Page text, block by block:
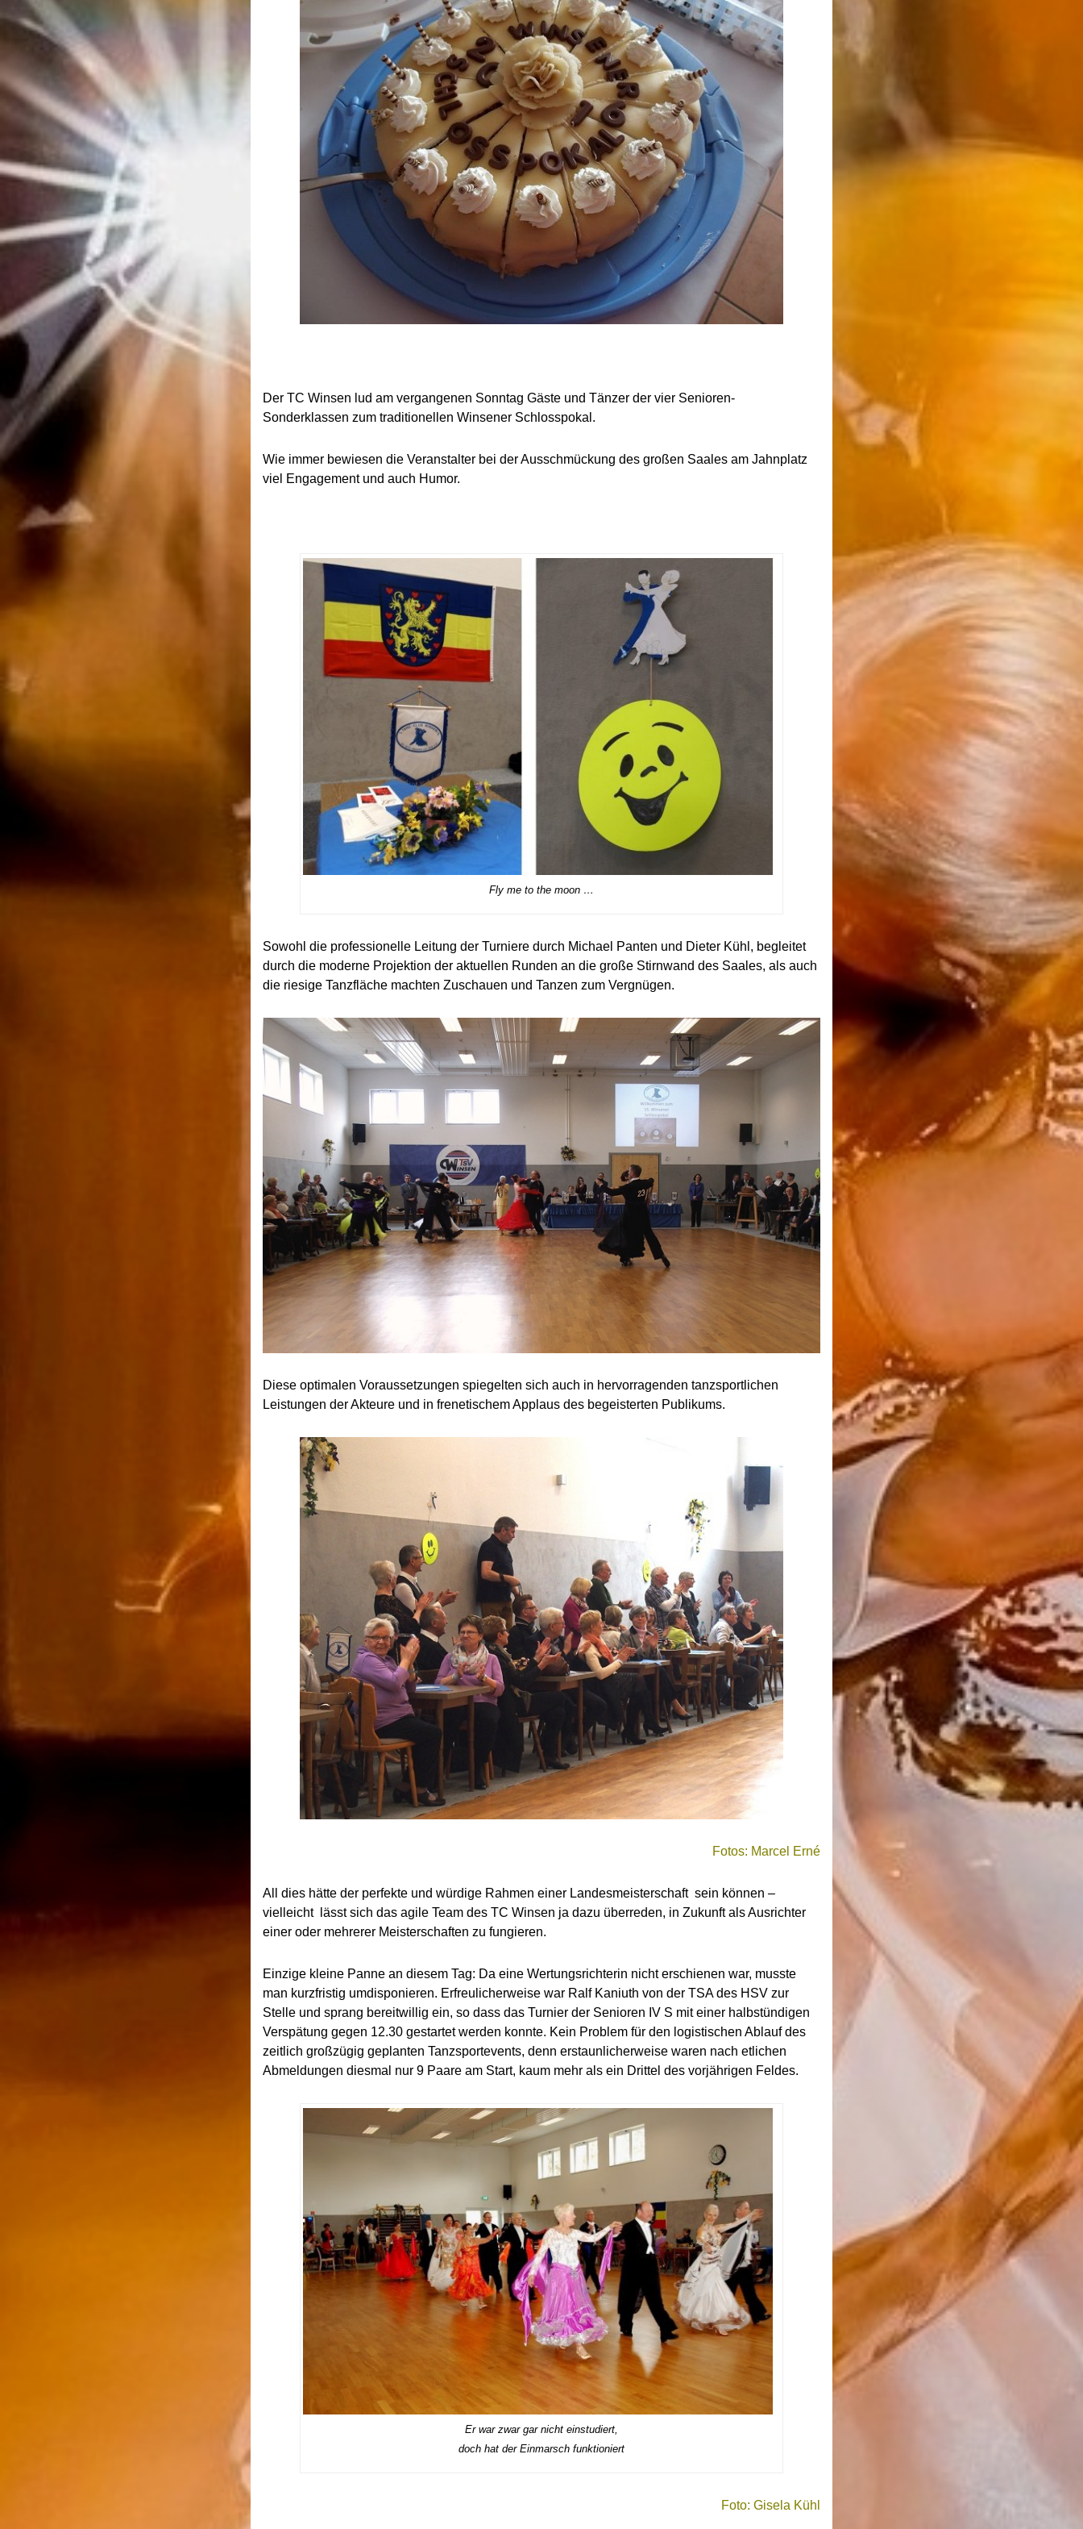
Der TC Winsen lud am vergangenen Sonntag Gäste und Tänzer der vier Senioren-
Sonderklassen zum traditionellen Winsener Schlosspokal.
Wie immer bewiesen die Veranstalter bei der Ausschmückung des großen Saales am Jahnplatz
viel Engagement und auch Humor.
Fly me to the moon …
Sowohl die professionelle Leitung der Turniere durch Michael Panten und Dieter Kühl, begleitet
durch die moderne Projektion der aktuellen Runden an die große Stirnwand des Saales, als auch
die riesige Tanzfläche machten Zuschauen und Tanzen zum Vergnügen.
Diese optimalen Voraussetzungen spiegelten sich auch in hervorragenden tanzsportlichen
Leistungen der Akteure und in frenetischem Applaus des begeisterten Publikums.
Fotos: Marcel Erné
All dies hätte der perfekte und würdige Rahmen einer Landesmeisterschaft sein können –
vielleicht lässt sich das agile Team des TC Winsen ja dazu überreden, in Zukunft als Ausrichter
einer oder mehrerer Meisterschaften zu fungieren.
Einzige kleine Panne an diesem Tag: Da eine Wertungsrichterin nicht erschienen war, musste
man kurzfristig umdisponieren. Erfreulicherweise war Ralf Kaniuth von der TSA des HSV zur
Stelle und sprang bereitwillig ein, so dass das Turnier der Senioren IV S mit einer halbstündigen
Verspätung gegen 12.30 gestartet werden konnte. Kein Problem für den logistischen Ablauf des
zeitlich großzügig geplanten Tanzsportevents, denn erstaunlicherweise waren nach etlichen
Abmeldungen diesmal nur 9 Paare am Start, kaum mehr als ein Drittel des vorjährigen Feldes.
Er war zwar gar nicht einstudiert,
doch hat der Einmarsch funktioniert
Foto: Gisela Kühl